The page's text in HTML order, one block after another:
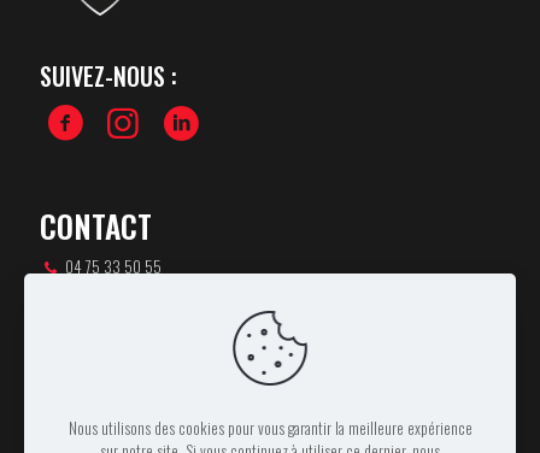
SUIVEZ-NOUS :
CONTACT
04 75 33 50 55
Nous utilisons des cookies pour vous garantir la meilleure expérience